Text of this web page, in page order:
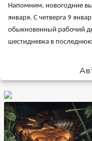
Напомним, новогодние
января. С четверга 9
обыкновенный рабочий
шестидневка в